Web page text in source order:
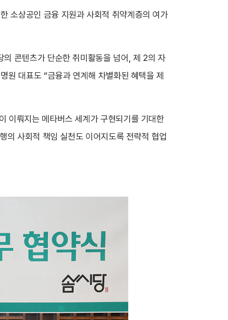
소상공인 금융 지원과 사회적 취약계층의 여가
콘텐츠가 단순한 취미활동을 넘어, 제 2의 자
원 대표도 “금융과 연계해 차별화된 혜택을 제
이뤄지는 메타버스 세계가 구현되기를 기대한
의 사회적 책임 실천도 이어지도록 전략적 협업